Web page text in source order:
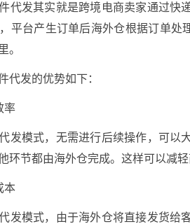
代发其实就是跨境电商卖家通过快
平台产生订单后海外仓根据订单
。
代发的优势如下：
率
发模式，无需进行后续操作，可以
环节都由海外仓完成。这样可以减
本
发模式，由于海外仓将直接发货给